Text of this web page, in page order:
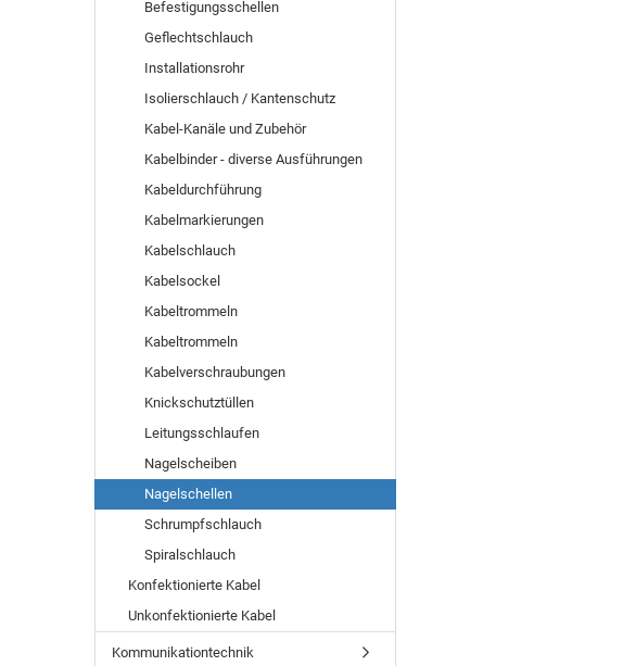
Befestigungsschellen
Geflechtschlauch
Installationsrohr
Isolierschlauch / Kantenschutz
Kabel-Kanäle und Zubehör
Kabelbinder - diverse Ausführungen
Kabeldurchführung
Kabelmarkierungen
Kabelschlauch
Kabelsockel
Kabeltrommeln
Kabeltrommeln
Kabelverschraubungen
Knickschutztüllen
Leitungsschlaufen
Nagelscheiben
Nagelschellen
Schrumpfschlauch
Spiralschlauch
Konfektionierte Kabel
Unkonfektionierte Kabel
Kommunikationtechnik